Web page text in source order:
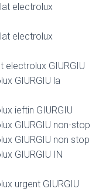
electrolux
electrolux
electrolux GIURGIU
GIURGIU la
ieftin GIURGIU
GIURGIU non-stop
GIURGIU non stop
GIURGIU IN
urgent GIURGIU